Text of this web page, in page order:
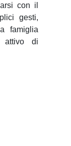
con il
gesti,
famiglia
attivo di